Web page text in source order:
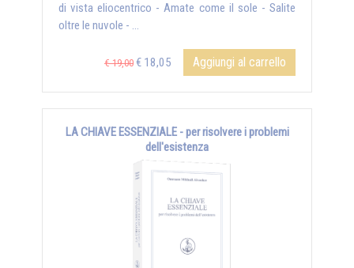
di vista eliocentrico - Amate come il sole - Salite
oltre le nuvole - ...
€ 19,00 € 18,05 Aggiungi al carrello
LA CHIAVE ESSENZIALE - per risolvere i problemi
dell'esistenza